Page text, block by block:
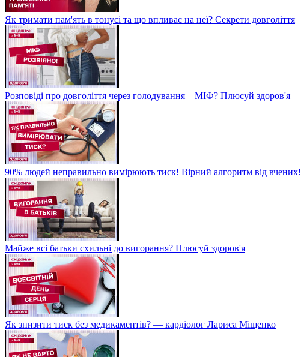
Як тримати пам'ять в тонусі та що впливає на неї? Секрети довголіття
Розповіді про довголіття через голодування – МІФ? Плюсуй здоров'я
90% людей неправильно вимірюють тиск! Вірний алгоритм від вчених!
Майже всі батьки схильні до вигорання? Плюсуй здоров'я
Як знизити тиск без медикаментів? — кардіолог Лариса Міщенко